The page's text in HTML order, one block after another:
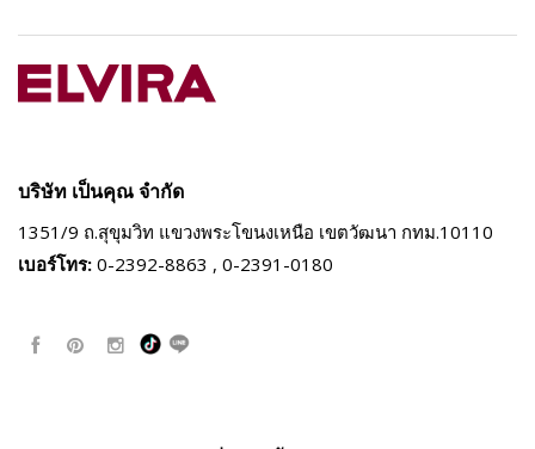
บริษัท เป็นคุณ จำกัด
1351/9 ถ.สุขุมวิท แขวงพระโขนงเหนือ เขตวัฒนา กทม.10110
เบอร์โทร: 0-2392-8863 , 0-2391-0180